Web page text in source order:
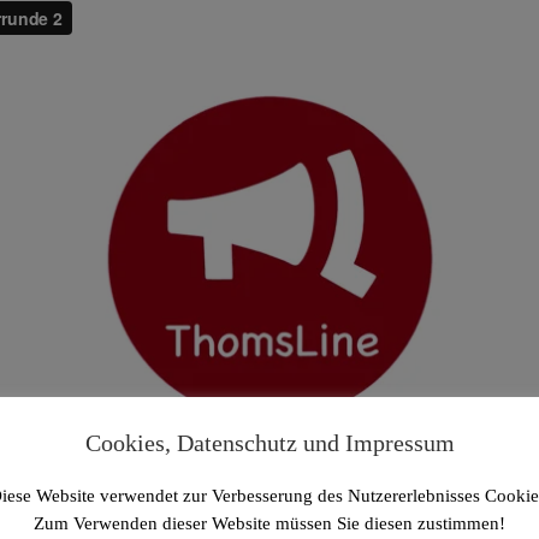
Cookies, Datenschutz und Impressum
Website verwendet zur Verbesserung des Nutzererlebnisses
Zum Verwenden dieser Website müssen Sie diesen zustimmen!